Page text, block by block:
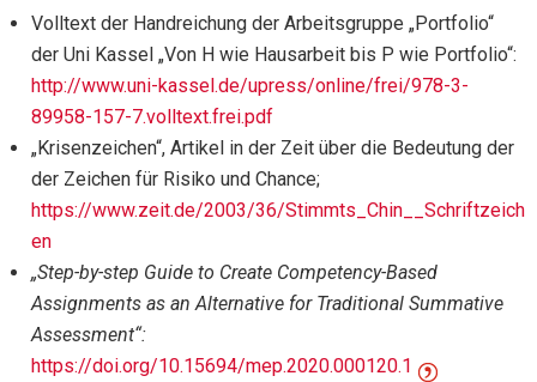
Volltext der Handreichung der Arbeitsgruppe „Portfolio“
der Uni Kassel „Von H wie Hausarbeit bis P wie Portfolio“:
http://www.uni-kassel.de/upress/online/frei/978-3-
89958-157-7.volltext.frei.pdf
„Krisenzeichen“, Artikel in der Zeit über die Bedeutung der
der Zeichen für Risiko und Chance;
https://www.zeit.de/2003/36/Stimmts_Chin__Schriftzeich
en
„Step-by-step Guide to Create Competency-Based
Assignments as an Alternative for Traditional Summative
Assessment“:
https://doi.org/10.15694/mep.2020.000120.1